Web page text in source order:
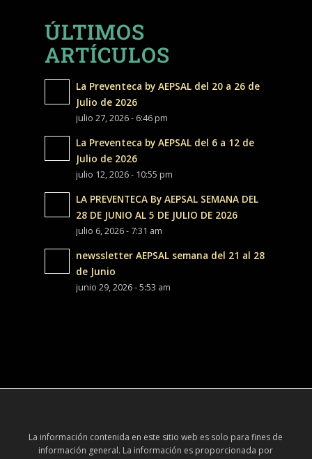
ÚLTIMOS
ARTÍCULOS
La Preventeca by AEPSAL del 20 a 26 de
Julio de 2026
julio 27, 2026 - 6:46 pm
La Preventeca by AEPSAL del 6 a 12 de
Julio de 2026
julio 12, 2026 - 10:55 pm
LA PREVENTECA By AEPSAL SEMANA DEL
28 DE JUNIO AL 5 DE JULIO DE 2026
julio 6, 2026 - 7:31 am
newssletter AEPSAL semana del 21 al 28
de Junio
junio 29, 2026 - 5:53 am
La información contenida en este sitio web es solo para fines de
información general. La información es proporcionada por